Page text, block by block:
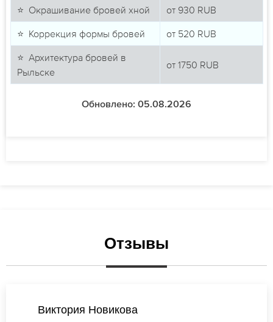
⭐ Окрашивание бровей хной от 930 RUB
⭐ Коррекция формы бровей от 520 RUB
⭐ Архитектура бровей в
Рыльске
от 1750 RUB
Обновлено: 05.08.2026
Отзывы
Екатерина Михайлова